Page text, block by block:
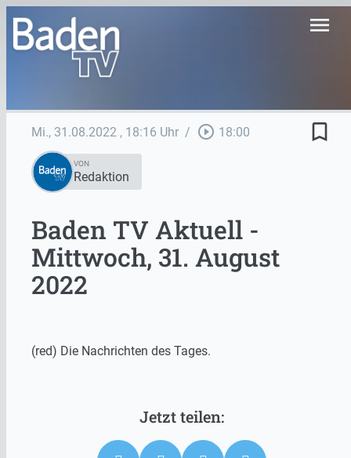
menu
Mi., 31.08.2022 , 18:16 Uhr / play_circle_outline 18:00 bookmark_border
VON
Redaktion
Baden TV Aktuell -
Mittwoch, 31. August
2022
(red) Die Nachrichten des Tages.